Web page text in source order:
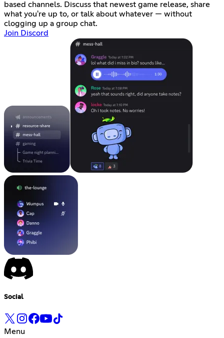
based channels. Discuss that newest game release, share
what you're up to, or talk about whatever — without
clogging up a group chat.
Join Discord
Social
Menu